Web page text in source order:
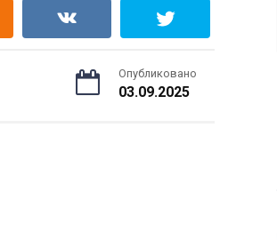
Опубликовано
03.09.2025